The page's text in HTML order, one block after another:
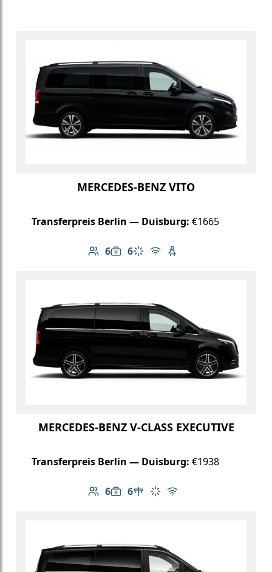
MERCEDES-BENZ VITO
Transferpreis Berlin — Duisburg: €1665
6
Anzahl der Passagiere: 6
6
Gepäckkapazität: 6
Klimaanlage
Kostenloses WLAN
Kindersitz verfügbar
MERCEDES-BENZ V-CLASS EXECUTIVE
Transferpreis Berlin — Duisburg: €1938
6
Anzahl der Passagiere: 6
6
Gepäckkapazität: 6
Tisch im Fahrzeug
Klimaanlage
Kostenloses WLAN